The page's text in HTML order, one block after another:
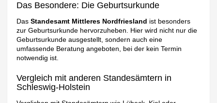
Das Besondere: Die Geburtsurkunde
DasStandesamt Mittleres Nordfriesland ist besonders
zur Geburtsurkunde hervorzuheben. Hier wird nicht nur die
Geburtsurkunde ausgestellt, sondern auch eine
umfassende Beratung angeboten, bei der kein Termin
notwendig ist.
Vergleich mit anderen Standesämtern in
Schleswig-Holstein